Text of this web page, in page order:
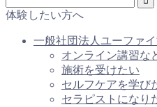
体験したい方へ
一般社団法人ユーファ
オンライン講習な
施術を受けたい
セルフケアを学び
セラピストになり